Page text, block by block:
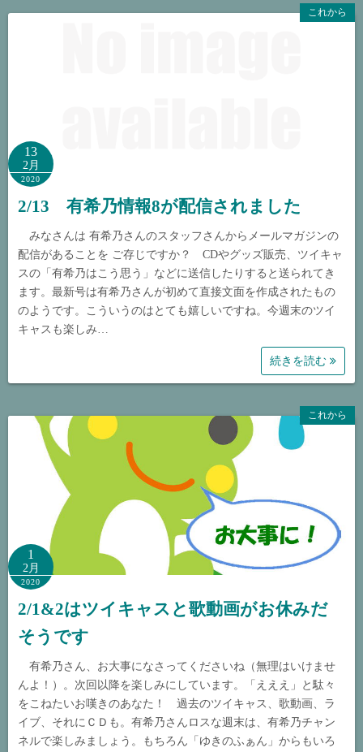
これから
13
2月
2020
2/13 有希乃情報8が配信されました
みなさんは 有希乃さんのスタッフさんからメールマガジンの
配信があることを ご存じですか？ CDやグッズ販売、ツイキャ
スの「有希乃はこう思う」などに送信したりすると送られてき
ます。最新号は有希乃さんが初めて直接文面を作成されたもの
のようです。こういうのはとても嬉しいですね。今週末のツイ
キャスも楽しみ…
続きを読む
これから
1
2月
2020
2/1&2はツイキャスと歌動画がお休みだ
そうです
有希乃さん、お大事になさってくださいね（無理はいけませ
んよ！）。次回以降を楽しみにしています。「えええ」と駄々
をこねたいお嘆きのあなた！ 過去のツイキャス、歌動画、ラ
イブ、それにＣＤも。有希乃さんロスな週末は、有希乃チャン
ネルで楽しみましょう。もちろん「ゆきのふぁん」からもいろ